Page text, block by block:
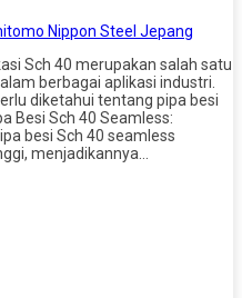
Nippon Steel Jepang
Sch 40 merupakan salah satu
berbagai aplikasi industri.
diketahui tentang pipa besi
Besi Sch 40 Seamless:
besi Sch 40 seamless
menjadikannya…